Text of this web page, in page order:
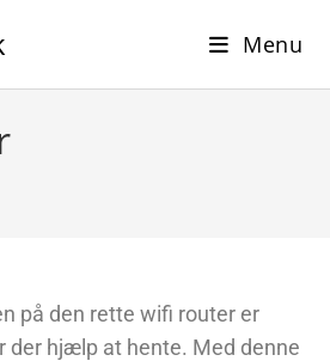
Menu
på den rette wifi router er
der hjælp at hente. Med denne